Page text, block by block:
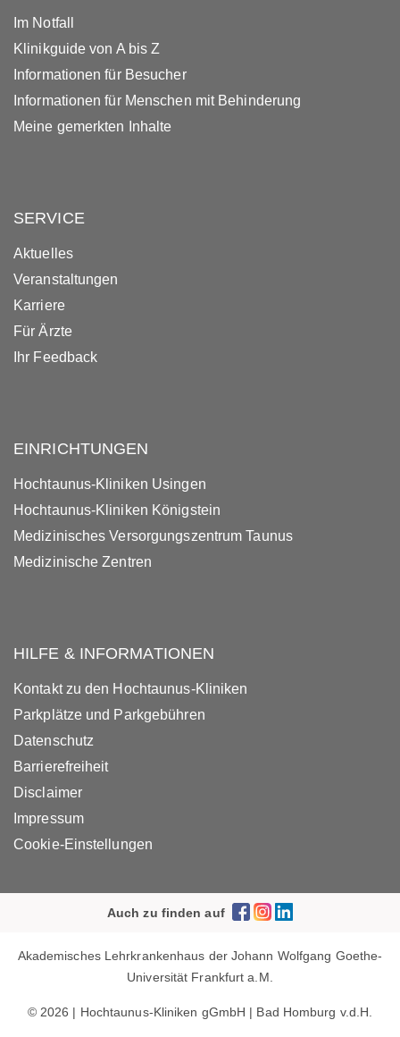
Im Notfall
Klinikguide von A bis Z
Informationen für Besucher
Informationen für Menschen mit Behinderung
Meine gemerkten Inhalte
SERVICE
Aktuelles
Veranstaltungen
Karriere
Für Ärzte
Ihr Feedback
EINRICHTUNGEN
Hochtaunus-Kliniken Usingen
Hochtaunus-Kliniken Königstein
Medizinisches Versorgungszentrum Taunus
Medizinische Zentren
HILFE & INFORMATIONEN
Kontakt zu den Hochtaunus-Kliniken
Parkplätze und Parkgebühren
Datenschutz
Barrierefreiheit
Disclaimer
Impressum
Cookie-Einstellungen
Auch zu finden auf
Akademisches Lehrkrankenhaus der Johann Wolfgang Goethe-
Universität Frankfurt a.M.
© 2026 | Hochtaunus-Kliniken gGmbH | Bad Homburg v.d.H.